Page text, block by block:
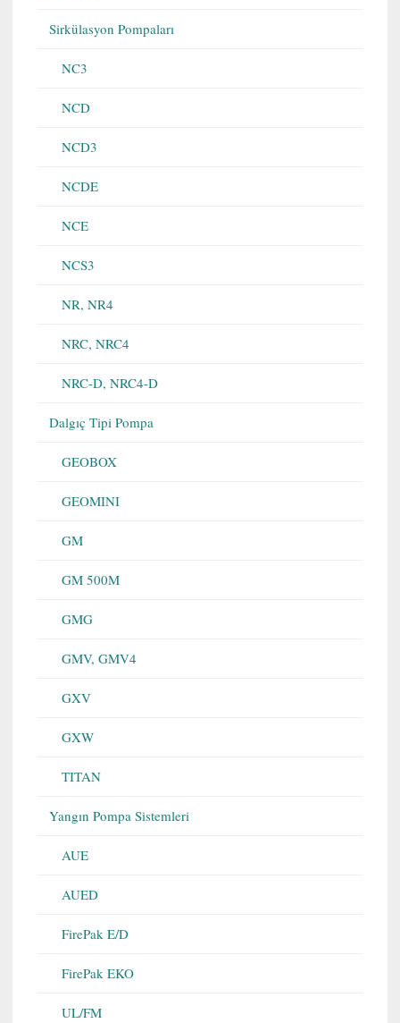
Sirkülasyon Pompaları
NC3
NCD
NCD3
NCDE
NCE
NCS3
NR, NR4
NRC, NRC4
NRC-D, NRC4-D
Dalgıç Tipi Pompa
GEOBOX
GEOMINI
GM
GM 500M
GMG
GMV, GMV4
GXV
GXW
TITAN
Yangın Pompa Sistemleri
AUE
AUED
FirePak E/D
FirePak EKO
UL/FM